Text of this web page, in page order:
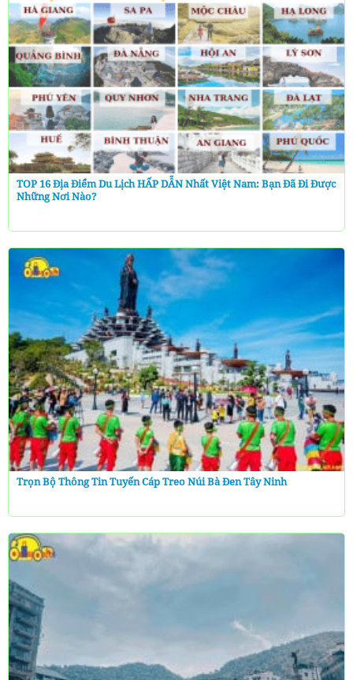
TOP 16 Địa Điểm Du Lịch HẤP DẪN Nhất Việt Nam: Bạn Đã Đi Được
Những Nơi Nào?
Trọn Bộ Thông Tin Tuyến Cáp Treo Núi Bà Đen Tây Ninh